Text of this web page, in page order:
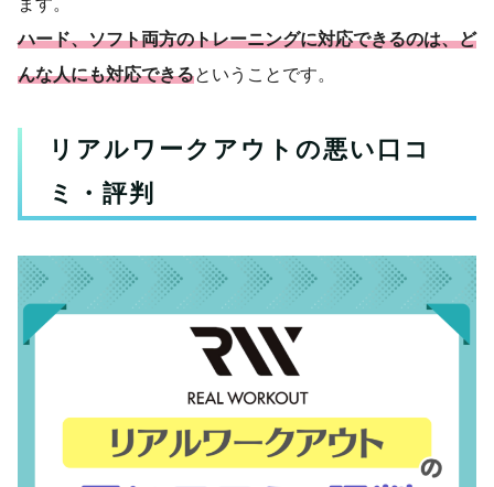
ハード、ソフト両方のトレーニングに対応できるのは、ど
んな人にも対応できるということです。
リアルワークアウトの悪い口コ
ミ・評判